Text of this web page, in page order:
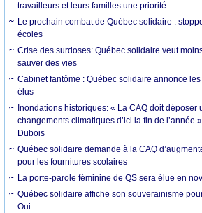
travailleurs et leurs familles une priorité
Le prochain combat de Québec solidaire :
écoles
Crise des surdoses: Québec solidaire veut
sauver des vies
Cabinet fantôme : Québec solidaire annonce
élus
Inondations historiques: « La CAQ doit déposer
changements climatiques d’ici la fin de l’année
Dubois
Québec solidaire demande à la CAQ
pour les fournitures scolaires
La porte-parole féminine de QS sera élue en
Québec solidaire affiche son souverainisme
Oui